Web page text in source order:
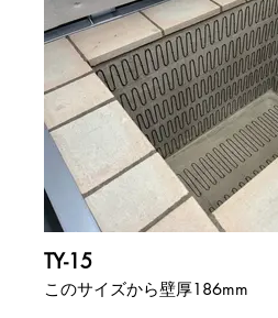
TY-15
このサイズから壁厚186mm